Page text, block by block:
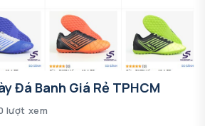
Đá Banh Giá Rẻ TPHCM
lượt xem